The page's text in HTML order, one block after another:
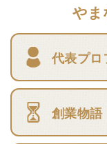
やま
代表プロ
創業物語